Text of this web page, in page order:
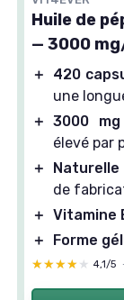
Huile de
— 3000
＋ 420
une
＋ 3000 mg
élevé par
＋
Naturelle
de
＋ Vitamine
＋
Forme
★★★★★
★★★★★ 4,1/5